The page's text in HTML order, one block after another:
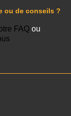
ou de conseils ?
FAQou